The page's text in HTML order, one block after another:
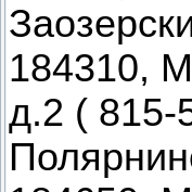
184310,
д.2 ( 815-